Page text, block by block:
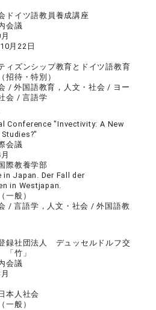
ドイツ語教員養成講座
会議
月22日
ィズンシップ教育とドイツ語教育
招待・特別）
/ 外国語教育，人文・社会 / ヨー
会 / 言語学
Conference "Invectivity: A New
会議
際教養学部
in Japan. Der Fall der
in Westjapan.
一般）
/ 言語学，人文・社会 / 外国語教
録社団法人 デュッセルドルフ交
竹」
会議
本人社会
一般）